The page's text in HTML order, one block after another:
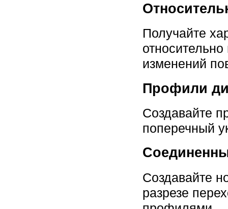
Получайте
изменений
Профили
Создавайте
поперечный
Создавайте
разрезе